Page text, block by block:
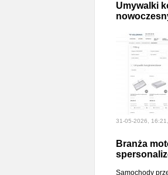
Umywalki
31-05-2026, 16:21,
Branża
Samochody